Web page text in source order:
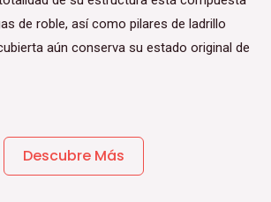
de roble, así como pilares de ladrillo
aún conserva su estado original de
Descubre Más